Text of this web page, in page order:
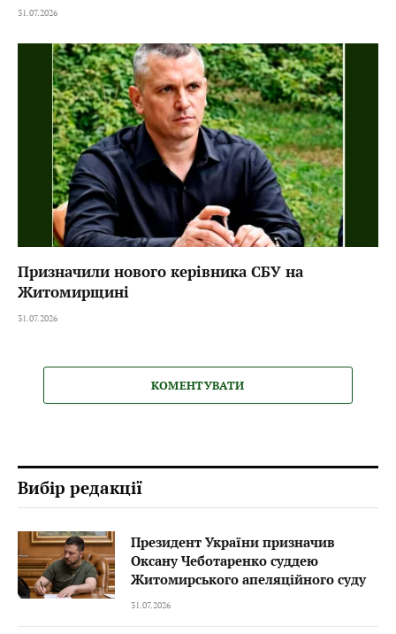
31.07.2026
Призначили нового керівника СБУ на
Житомирщині
31.07.2026
КОМЕНТУВАТИ
Вибір редакції
Президент України призначив
Оксану Чеботаренко суддею
Житомирського апеляційного суду
31.07.2026